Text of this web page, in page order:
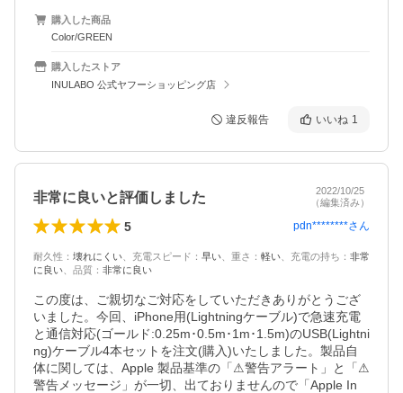
購入した商品
Color/GREEN
購入したストア
INULABO 公式ヤフーショッピング店
違反報告 いいね 1
非常に良いと評価しました
2022/10/25
（編集済み）
5 pdn********さん
耐久性 ： 壊れにくい 充電スピード ： 早い 重さ ： 軽い 充電の持ち ： 非常
に良い
品質 ： 非常に良い
この度は、ご親切なご対応をしていただきありがとうござ
いました。今回、iPhone用(Lightningケーブル)で急速充電
と通信対応(ゴールド:0.25m･0.5m･1m･1.5m)のUSB(Lightni
ng)ケーブル4本セットを注文(購入)いたしました。製品自
体に関しては、Apple 製品基準の「⚠警告アラート」と「⚠
警告メッセージ」が一切、出ておりませんので「Apple In